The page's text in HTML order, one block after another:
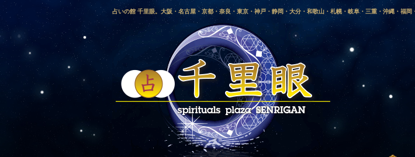
占いの館 千里眼。大阪・名古屋・京都・奈良・東京・神戸・静岡・大分・和歌山・札幌・岐阜・三重・沖縄・福岡
愛媛・鹿児島・徳島・香川・山形・岡山・横浜・千葉・福島・岩手・高知・熊本・群馬・滋賀・福井・仙台・山口・
梨・長野・埼玉・茨城・栃木・金沢・佐賀・長崎・鳥取・富山・新潟・秋田・青森・島根に店舗を構える、口コミで
気占い師による占い。